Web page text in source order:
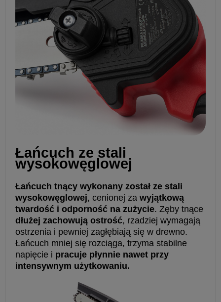
Łańcuch ze stali
wysokowęglowej
Łańcuch tnący wykonany został ze stali
wysokowęglowej, cenionej za wyjątkową
twardość i odporność na zużycie. Zęby tnące
dłużej zachowują ostrość, rzadziej wymagają
ostrzenia i pewniej zagłębiają się w drewno.
Łańcuch mniej się rozciąga, trzyma stabilne
napięcie i pracuje płynnie nawet przy
intensywnym użytkowaniu.